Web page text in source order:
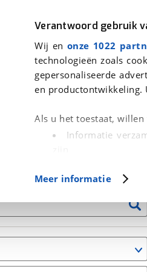
Verantwoord gebruik
Wij en onze 1022
technologieën zoals
gepersonaliseerde
en productontwikkeling.
Als u het toestaat, willen
Informatie
(fingerprinting)
in. U
Cookieverklaring.
Met cookies en
Functionele cookies
Meer informatie
Auto Fiets Motor
fietsen voor je
(0)